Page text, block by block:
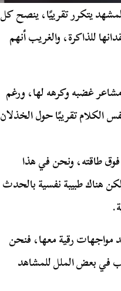
يتكرر تقرييًا، ينصح كل
للذاكرة، والغريب أنهم
غضبه وكرهه لها، ورغم
الكلام تقريبًا حول الخذلان
طاقته، ونحن في هذا
هناك طبيبة نفسية بالحدث
مواجهات رقية معها، فنحن
في بعض الملل للمشاهد